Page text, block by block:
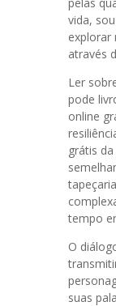
vida,
explorar
através
Ler
pode
online
grátis
tempo
O
suas